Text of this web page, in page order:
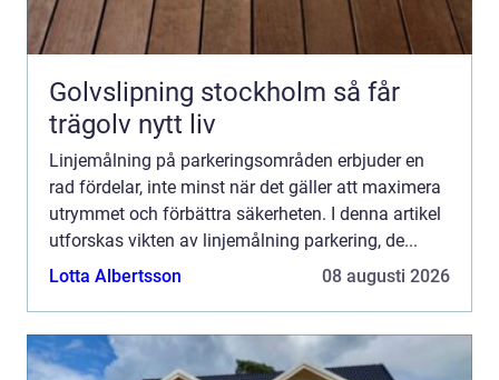
Golvslipning stockholm så får
trägolv nytt liv
Linjemålning på parkeringsområden erbjuder en
rad fördelar, inte minst när det gäller att maximera
utrymmet och förbättra säkerheten. I denna artikel
utforskas vikten av linjemålning parkering, de...
Lotta Albertsson
08 augusti 2026